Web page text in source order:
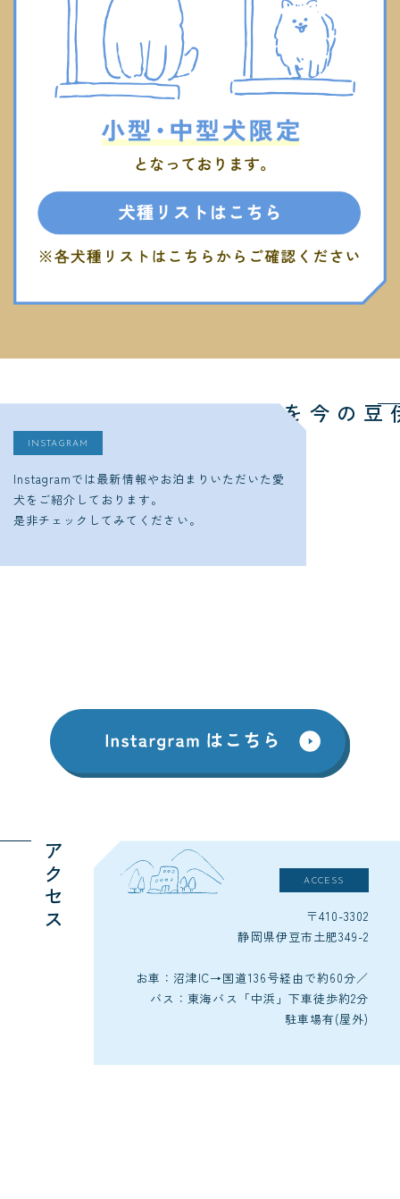
ゆるり西伊豆の
INSTAGRAM
Instagramでは最新情報やお泊まりいただいた愛
犬をご紹介しております。
是非チェックしてみてください。
アクセス ACCESS
〒410-3302
静岡県伊豆市土肥349-2
お車：沼津IC→国道136号経由で約60分／
バス：東海バス「中浜」下車徒歩約2分
駐車場有(屋外)